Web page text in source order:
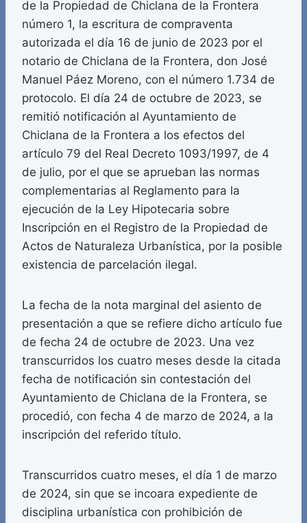
de la Propiedad de Chiclana de la Frontera
número 1, la escritura de compraventa
autorizada el día 16 de junio de 2023 por el
notario de Chiclana de la Frontera, don José
Manuel Páez Moreno, con el número 1.734 de
protocolo. El día 24 de octubre de 2023, se
remitió notificación al Ayuntamiento de
Chiclana de la Frontera a los efectos del
artículo 79 del Real Decreto 1093/1997, de 4
de julio, por el que se aprueban las normas
complementarias al Reglamento para la
ejecución de la Ley Hipotecaria sobre
Inscripción en el Registro de la Propiedad de
Actos de Naturaleza Urbanística, por la posible
existencia de parcelación ilegal.
La fecha de la nota marginal del asiento de
presentación a que se refiere dicho artículo fue
de fecha 24 de octubre de 2023. Una vez
transcurridos los cuatro meses desde la citada
fecha de notificación sin contestación del
Ayuntamiento de Chiclana de la Frontera, se
procedió, con fecha 4 de marzo de 2024, a la
inscripción del referido título.
Transcurridos cuatro meses, el día 1 de marzo
de 2024, sin que se incoara expediente de
disciplina urbanística con prohibición de